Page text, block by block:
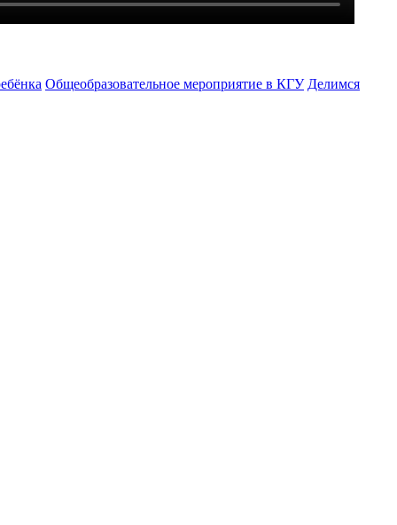
Общеобразовательное мероприятие в КГУ Делимся